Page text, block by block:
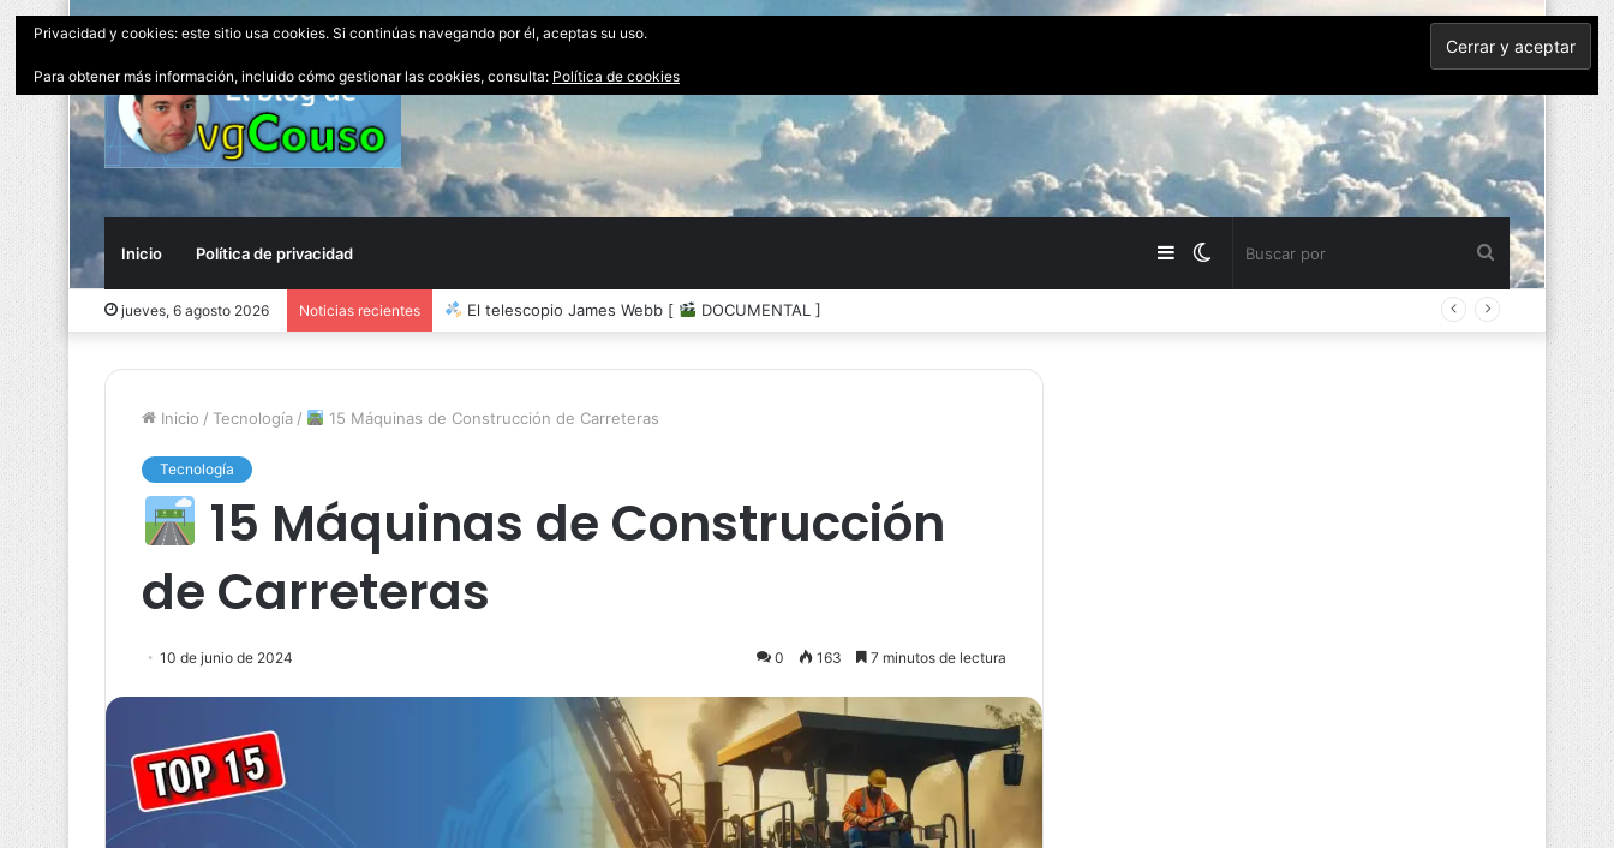
Inicio Política de privacidad Buscar
por
Switch
Barra
jueves, 6 agosto 2026 Noticias recientes El peor impacto de un Asteroide [ DOCUMENTAL ]
Inicio / Tecnología / 15 Máquinas de Construcción de Carreteras
Tecnología
15 Máquinas de Construcción
de Carreteras
10 de junio de 2024 0 163 7 minutos de lectura
Privacidad y cookies: este sitio usa cookies. Si continúas navegando por él, aceptas su uso.
Para obtener más información, incluido cómo gestionar las cookies, consulta: Política de cookies